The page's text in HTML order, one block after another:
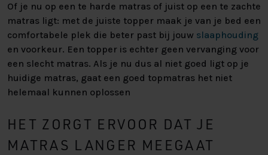
Of je nu op een te harde matras of juist op een te zachte
matras ligt: met de juiste topper maak je van je bed een
comfortabele plek die beter past bij jouw slaaphouding
en voorkeur. Een topper is echter geen vervanging voor
een slecht matras. Als je nu dus al niet goed ligt op je
huidige matras, gaat een goed topmatras het niet
helemaal kunnen oplossen
HET ZORGT ERVOOR DAT JE
MATRAS LANGER MEEGAAT